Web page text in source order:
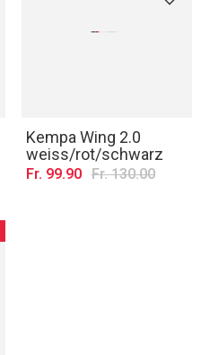
Kempa Wing 2.0
weiss/rot/schwarz
Fr. 99.90 Fr. 130.00